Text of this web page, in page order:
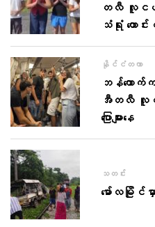
တလီ လူငယ်
သံရုံး တော
နိုင်ငံတကာ
ဘန်ကောက်က
အီတလီ လူင
ပြောများနေ
သတင်း
မော်လမြိုင်